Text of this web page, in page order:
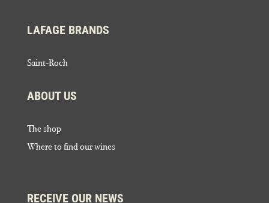
LAFAGE BRANDS
Saint-Roch
ABOUT US
The shop
Where to find our wines
RECEIVE OUR NEWS